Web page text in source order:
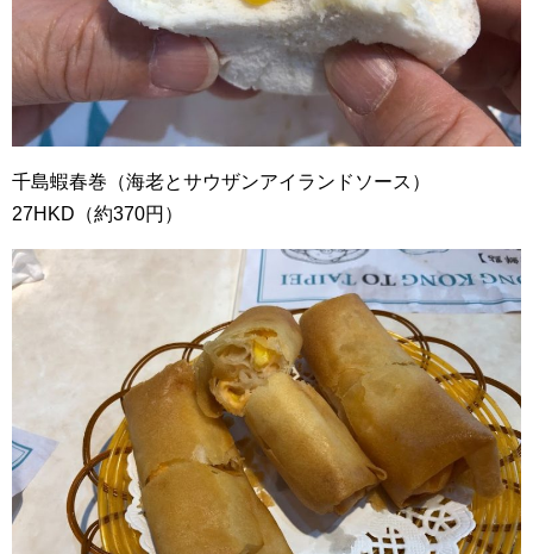
千島蝦春巻（海老とサウザンアイランドソース）
27HKD（約370円）